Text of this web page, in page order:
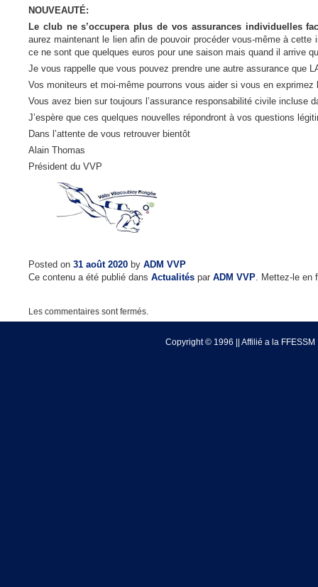
NOUVEAUTÉ:
Le club ne s’occupera plus de vos assurances individuelles
aurez maintenant le lien afin de pouvoir procéder vous-même à
ce ne sont que quelques euros pour une saison mais quand il arrive
Je vous rappelle que vous pouvez prendre une autre assurance que
Vos moniteurs et moi-même pourrons vous aider si vous en exprimez
Vous avez bien sur toujours l’assurance responsabilité civile incluse
J’espère que ces quelques nouvelles répondront à vos questions
Dans l’attente de vous retrouver bientôt
Alain Thomas
Président du VVP
Posted on 31 août 2020 by ADM VVP
Ce contenu a été publié dans Actualités par ADM VVP. Mettez-le en
Les commentaires sont fermés.
Copyright © 1996 || Affilié a la